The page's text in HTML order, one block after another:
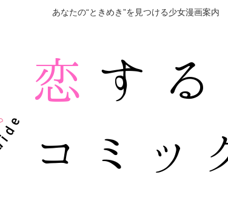
あなたの“ときめき”を見つける少女漫画案内